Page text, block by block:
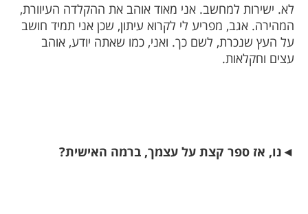
לא. ישירות למחשב. אני מאוד אוהב את ההקלדה העיוורת,
המהירה. אגב, מפריע לי לקרוא עיתון, שכן אני תמיד חושב
על העץ שנכרת, לשם כך. ואני, כמו שאתה יודע, אוהב
עצים וחקלאות.
◄ נו, אז ספר קצת על עצמך, ברמה האישית?